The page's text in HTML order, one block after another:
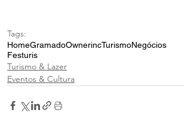
Tags:
HomeGramadoOwnerincTurismoNegócios
Festuris
Turismo & Lazer
Eventos & Cultura